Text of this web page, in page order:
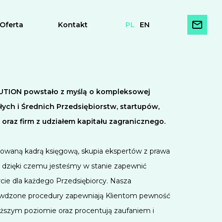
PL EN
Oferta Kontakt
powstało z myślą o kompleksowej
i Średnich Przedsiębiorstw, startupów,
firm z udziałem kapitału zagranicznego.
kadrą księgową, skupia ekspertów z prawa
czemu jesteśmy w stanie zapewnić
dla każdego Przedsiębiorcy. Nasza
procedury zapewniają Klientom pewność
poziomie oraz procentują zaufaniem i